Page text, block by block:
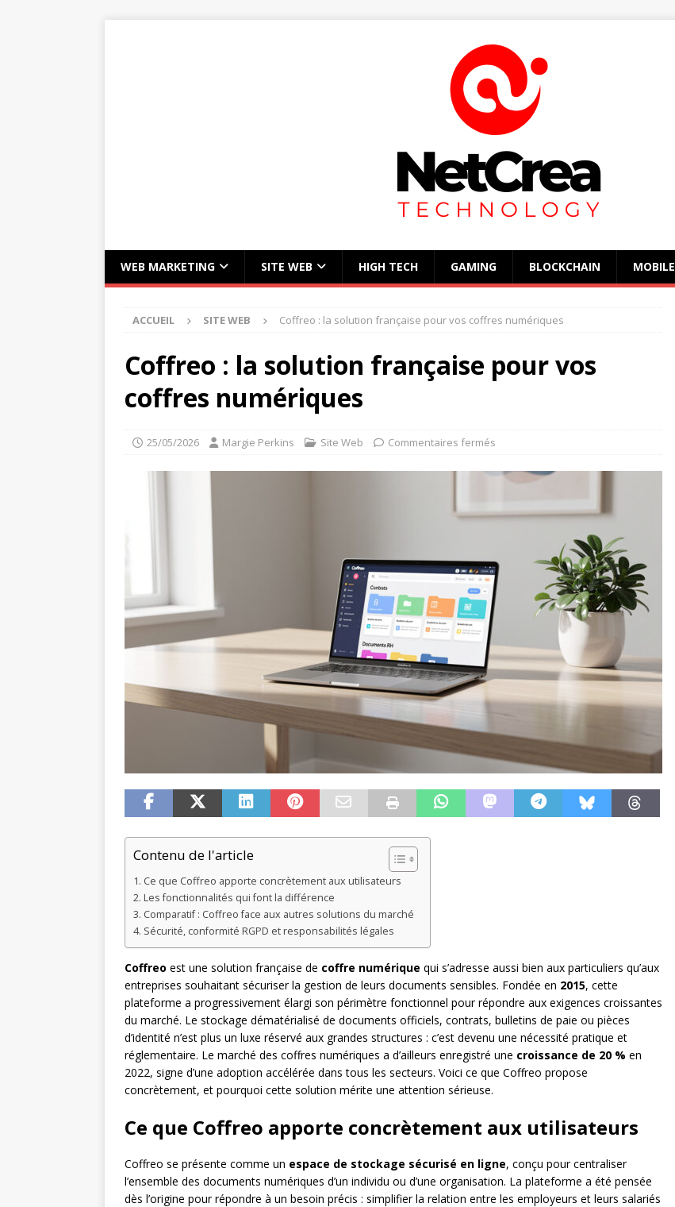
WEB MARKETING SITE WEB HIGH TECH GAMING BLOCKCHAIN MOBILE
ACCUEIL SITE WEB Coffreo : la solution française pour vos coffres numériques
Coffreo : la solution française pour vos
coffres numériques
25/05/2026 Margie Perkins Site Web Commentaires fermés
Contenu de l'article
Ce que Coffreo apporte concrètement aux utilisateurs
Les fonctionnalités qui font la différence
Comparatif : Coffreo face aux autres solutions du marché
Sécurité, conformité RGPD et responsabilités légales
Coffreo est une solution française de coffre numérique qui s’adresse aussi bien aux particuliers qu’aux
entreprises souhaitant sécuriser la gestion de leurs documents sensibles. Fondée en 2015, cette
plateforme a progressivement élargi son périmètre fonctionnel pour répondre aux exigences croissantes
du marché. Le stockage dématérialisé de documents officiels, contrats, bulletins de paie ou pièces
d’identité n’est plus un luxe réservé aux grandes structures : c’est devenu une nécessité pratique et
réglementaire. Le marché des coffres numériques a d’ailleurs enregistré une croissance de 20 % en
2022, signe d’une adoption accélérée dans tous les secteurs. Voici ce que Coffreo propose
concrètement, et pourquoi cette solution mérite une attention sérieuse.
Ce que Coffreo apporte concrètement aux utilisateurs
Coffreo se présente comme un espace de stockage sécurisé en ligne, conçu pour centraliser
l’ensemble des documents numériques d’un individu ou d’une organisation. La plateforme a été pensée
dès l’origine pour répondre à un besoin précis : simplifier la relation entre les employeurs et leurs salariés